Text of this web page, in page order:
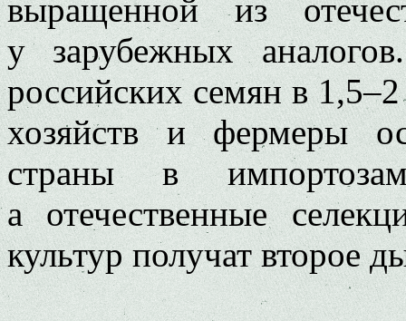
выращенной из
у зарубежных
российских семян в
хозяйств и фермеры
страны в
а отечественные
культур получат второе